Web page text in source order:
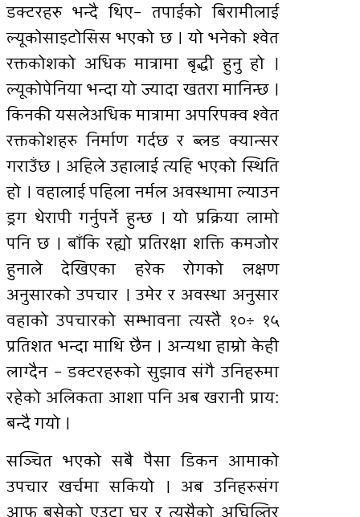
डक्टरहरु भन्दै थिए– तपाईको बिरामीलाई
ल्यूकोसाइटोसिस भएको छ । यो भनेको श्वेत
रक्तकोशको अधिक मात्रामा बृद्धी हुनु हो ।
ल्यूकोपेनिया भन्दा यो ज्यादा खतरा मानिन्छ ।
किनकी यसलेअधिक मात्रामा अपरिपक्व श्वेत
रक्तकोशहरु निर्माण गर्दछ र ब्लड क्यान्सर
गराउँछ । अहिले उहालाई त्यहि भएको स्थिति
हो । वहालाई पहिला नर्मल अवस्थामा ल्याउन
ड्रग थेरापी गर्नुपर्ने हुन्छ । यो प्रक्रिया लामो
पनि छ । बाँकि रह्यो प्रतिरक्षा शक्ति कमजोर
हुनाले देखिएका हरेक रोगको लक्षण
अनुसारको उपचार । उमेर र अवस्था अनुसार
वहाको उपचारको सम्भावना त्यस्तै १०÷ १५
प्रतिशत भन्दा माथि छैन । अन्यथा हाम्रो केही
लाग्दैन – डक्टरहरुको सुझाव संगै उनिहरुमा
रहेको अलिकता आशा पनि अब खरानी प्रायः
बन्दै गयो ।
सञ्चित भएको सबै पैसा डिकन आमाको
उपचार खर्चमा सकियो । अब उनिहरुसंग